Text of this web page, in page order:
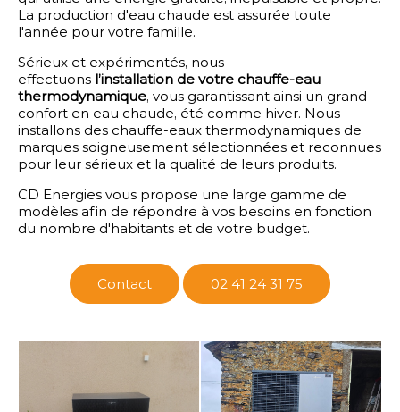
La production d'eau chaude est assurée toute
l'année pour votre famille.
Sérieux et expérimentés, nous
effectuons l’installation de votre chauffe-eau
thermodynamique, vous garantissant ainsi un grand
confort en eau chaude, été comme hiver. Nous
installons des chauffe-eaux thermodynamiques de
marques soigneusement sélectionnées et reconnues
pour leur sérieux et la qualité de leurs produits.
CD Energies vous propose une large gamme de
modèles afin de répondre à vos besoins en fonction
du nombre d'habitants et de votre budget.
Contact 02 41 24 31 75